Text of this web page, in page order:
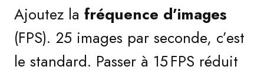
Ajoutez la fréquence d’images
(FPS). 25 images par seconde, c’est
le standard. Passer à 15 FPS réduit